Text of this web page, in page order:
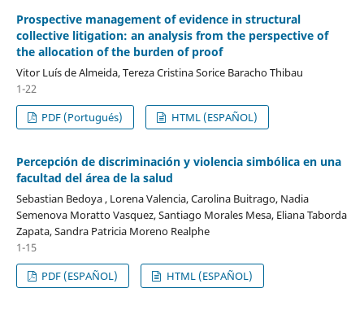
Prospective management of evidence in structural
collective litigation: an analysis from the perspective of
the allocation of the burden of proof
Vitor Luís de Almeida, Tereza Cristina Sorice Baracho Thibau
1-22
PDF (Portugués)
HTML (ESPAÑOL)
Percepción de discriminación y violencia simbólica en una
facultad del área de la salud
Sebastian Bedoya , Lorena Valencia, Carolina Buitrago, Nadia
Semenova Moratto Vasquez, Santiago Morales Mesa, Eliana Taborda
Zapata, Sandra Patricia Moreno Realphe
1-15
PDF (ESPAÑOL)
HTML (ESPAÑOL)